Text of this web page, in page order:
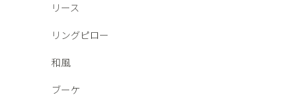
リース
リングピロー
和風
ブーケ